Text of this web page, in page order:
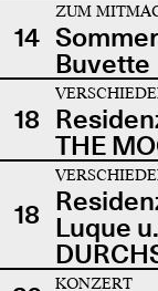
14
ZUM
Buvette
18
THE
18 Luque
KONZERT